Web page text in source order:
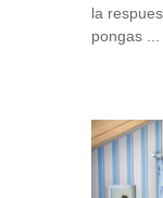
la
pongas ...